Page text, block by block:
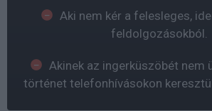
Aki nem kér a felesleges,
feldolgozásokból.
Akinek az ingerküszöbét nem
történet telefonhívásokon